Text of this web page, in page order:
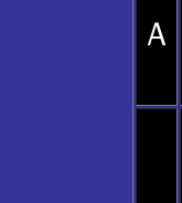
Ａ